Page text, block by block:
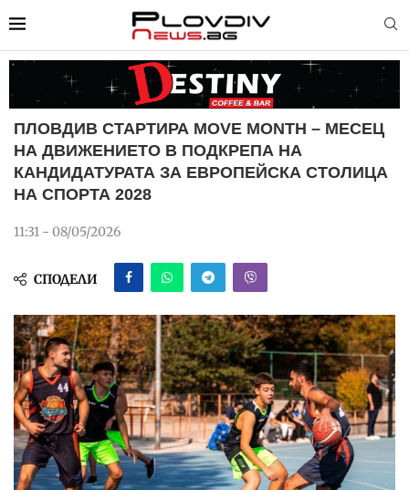
ПЛОВДИВ СТАРТИРА MOVE MONTH – МЕСЕЦ
НА ДВИЖЕНИЕТО В ПОДКРЕПА НА
КАНДИДАТУРАТА ЗА ЕВРОПЕЙСКА СТОЛИЦА
НА СПОРТА 2028
11:31 - 08/05/2026
СПОДЕЛИ